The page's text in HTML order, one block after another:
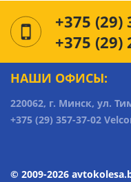
+375 (29)
+375 (29)
НАШИ ОФИСЫ:
220062, г. Минск, ул.
+375 (29) 357-37-02
© 2009-2026